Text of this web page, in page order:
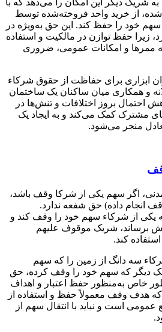
شریک دیگر این امکان را می‌دهد که با
از خرید واحد فروخته‌شده توسط
خود را حفظ کند. این حق به‌ویژه در
زیرا حفظ توازن در مالکیت و استفاده
ممرها و امکانات عمومی، ضروری
ابزاری برای حفاظت از حقوق شرکاء
و همکاری میان ساکنان یک ساختمان
احتمال بروز اختلافات و تنش‌ها در
مشترک کمک می‌کند و به ایجاد یک
منجر می‌شود.
۸۱۱ قانون مدنی، اگر سهم یکی از شرکا وقف باشد،
انجام داده) حق شفعه ندارد.
یکی از شرکاء سهم خود را وقف کند و
برساند، شریک موقوف علیهم
کند.
سه دانگ از زمین را که سهم
دیگر که سهم خود را وقف کرده، حق
خاص به‌منظور حفظ اعتبار و اهداف
هدف وقف معمولاً حفظ و استفاده از
عمومی است و نباید با انتقال سهم از